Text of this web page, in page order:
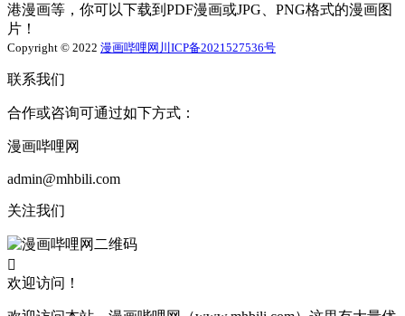
港漫画等，你可以下载到PDF漫画或JPG、PNG格式的漫画图
片！
Copyright © 2022 漫画哔哩网 川ICP备2021527536号
联系我们
合作或咨询可通过如下方式：
漫画哔哩网
admin@mhbili.com
关注我们

欢迎访问！